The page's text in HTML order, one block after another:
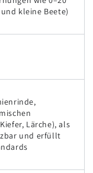
kleine Beete)
Lärche), als
und erfüllt